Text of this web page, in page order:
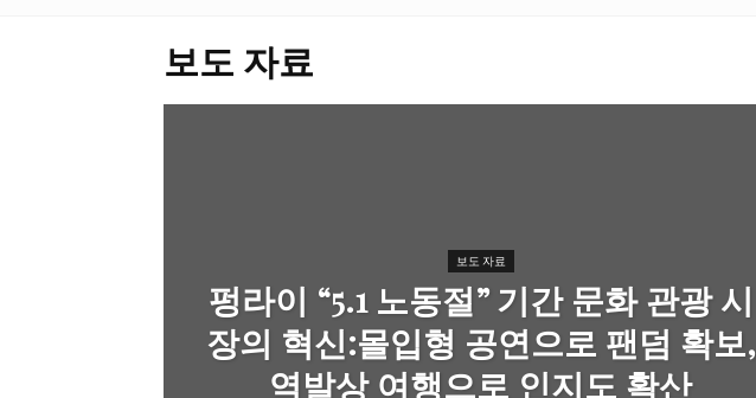
인
보도 자료
보도 자료
펑라이 “5.1 노동절” 기간 문화 관광 시
장의 혁신:몰입형 공연으로 팬덤 확보,
역발상 여행으로 인지도 확산